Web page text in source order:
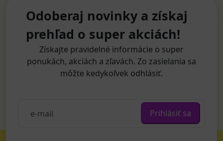
Odoberaj novinky a získaj
prehľad o super akciách!
Získajte pravidelné informácie o super
ponukách, akciách a zľavách. Zo zasielania sa
môžte kedykoľvek odhlásiť.
Prihlásiť sa